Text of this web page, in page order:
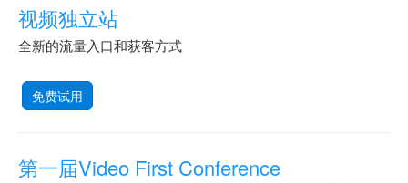
视频独立站
全新的流量入口和获客方式
免费试用
第一届Video First Conference